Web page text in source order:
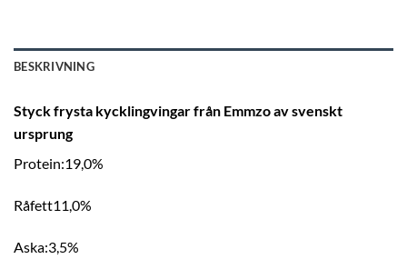
BESKRIVNING
Styck frysta kycklingvingar från Emmzo av svenskt
ursprung
Protein:19,0%
Råfett11,0%
Aska:3,5%